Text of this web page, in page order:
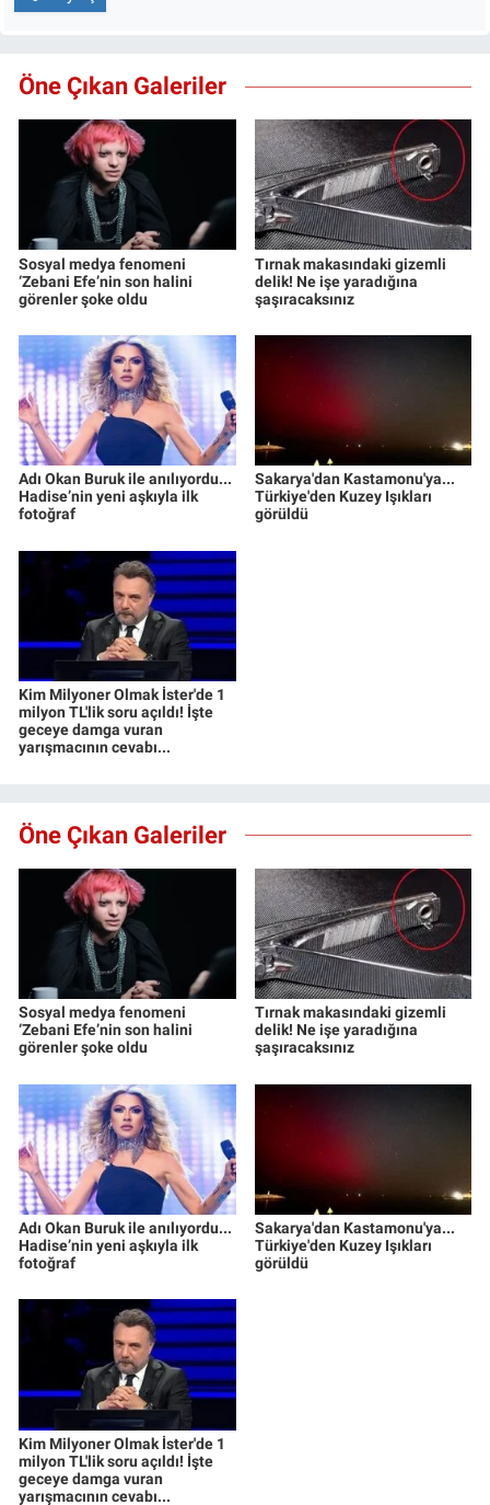
Öne Çıkan Galeriler
Sosyal medya fenomeni
‘Zebani Efe’nin son halini
görenler şoke oldu
Tırnak makasındaki gizemli
delik! Ne işe yaradığına
şaşıracaksınız
Adı Okan Buruk ile anılıyordu...
Hadise’nin yeni aşkıyla ilk
fotoğraf
Sakarya'dan Kastamonu'ya...
Türkiye'den Kuzey Işıkları
görüldü
Kim Milyoner Olmak İster'de 1
milyon TL'lik soru açıldı! İşte
geceye damga vuran
yarışmacının cevabı...
Öne Çıkan Galeriler
Sosyal medya fenomeni
‘Zebani Efe’nin son halini
görenler şoke oldu
Tırnak makasındaki gizemli
delik! Ne işe yaradığına
şaşıracaksınız
Adı Okan Buruk ile anılıyordu...
Hadise’nin yeni aşkıyla ilk
fotoğraf
Sakarya'dan Kastamonu'ya...
Türkiye'den Kuzey Işıkları
görüldü
Kim Milyoner Olmak İster'de 1
milyon TL'lik soru açıldı! İşte
geceye damga vuran
yarışmacının cevabı...